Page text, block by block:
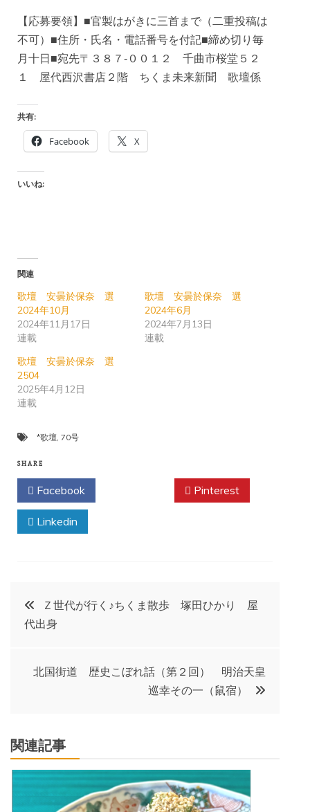
【応募要領】■官製はがきに三首まで（二重投稿は
不可）■住所・氏名・電話番号を付記■締め切り毎
月十日■宛先〒３８７‐００１２ 千曲市桜堂５２
１ 屋代西沢書店２階 ちくま未来新聞 歌壇係
共有:
Facebook X
いいね:
関連
歌壇 安曇於保奈 選
2024年10月
2024年11月17日
連載
歌壇 安曇於保奈 選
2024年6月
2024年7月13日
連載
歌壇 安曇於保奈 選
2504
2025年4月12日
連載
*歌壇, 70号
SHARE
Facebook Pinterest
Linkedin
投
稿
ゲ
Ｚ世代が行く♪ちくま散歩 塚田ひかり 屋
代出身
北国街道 歴史こぼれ話（第２回） 明治天皇
巡幸その一（鼠宿）
関連記事